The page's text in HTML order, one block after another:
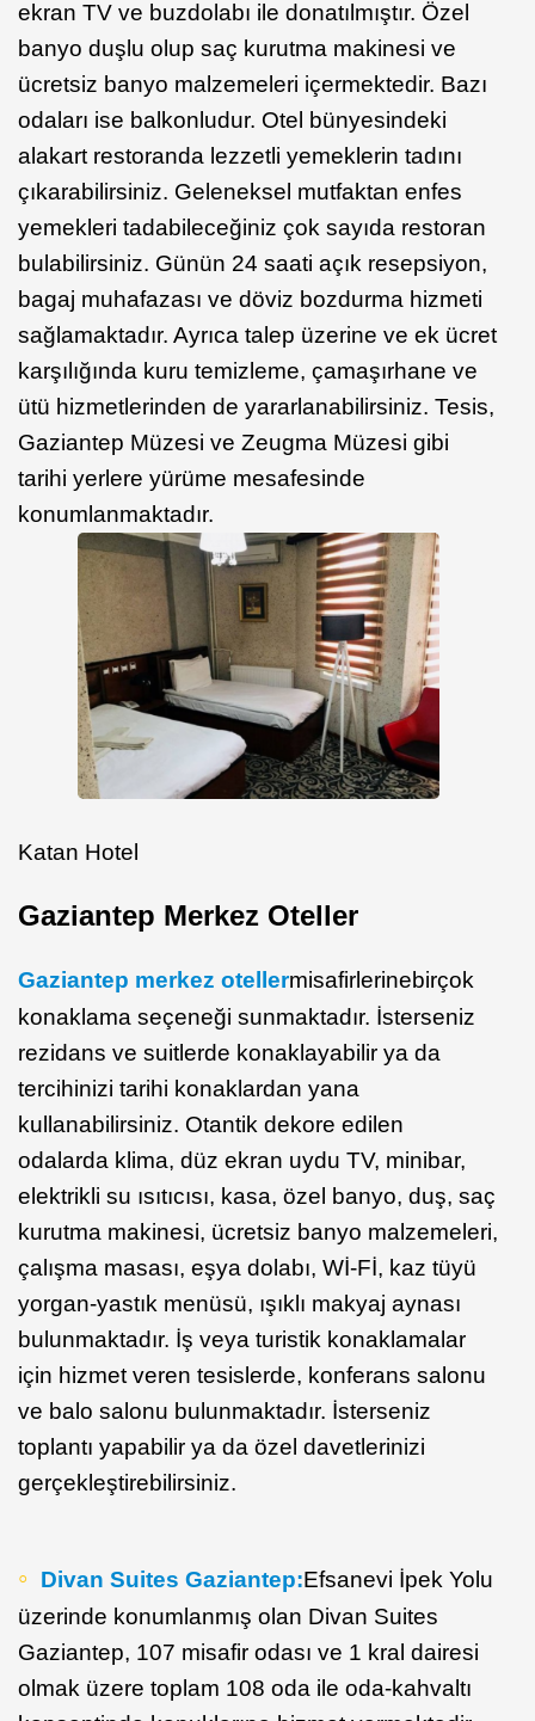
ekran TV ve buzdolabı ile donatılmıştır. Özel
banyo duşlu olup saç kurutma makinesi ve
ücretsiz banyo malzemeleri içermektedir. Bazı
odaları ise balkonludur. Otel bünyesindeki
alakart restoranda lezzetli yemeklerin tadını
çıkarabilirsiniz. Geleneksel mutfaktan enfes
yemekleri tadabileceğiniz çok sayıda restoran
bulabilirsiniz. Günün 24 saati açık resepsiyon,
bagaj muhafazası ve döviz bozdurma hizmeti
sağlamaktadır. Ayrıca talep üzerine ve ek ücret
karşılığında kuru temizleme, çamaşırhane ve
ütü hizmetlerinden de yararlanabilirsiniz. Tesis,
Gaziantep Müzesi ve Zeugma Müzesi gibi
tarihi yerlere yürüme mesafesinde
konumlanmaktadır.
Katan Hotel
Gaziantep Merkez Oteller
Gaziantep merkez otellermisafirlerinebirçok
konaklama seçeneği sunmaktadır. İsterseniz
rezidans ve suitlerde konaklayabilir ya da
tercihinizi tarihi konaklardan yana
kullanabilirsiniz. Otantik dekore edilen
odalarda klima, düz ekran uydu TV, minibar,
elektrikli su ısıtıcısı, kasa, özel banyo, duş, saç
kurutma makinesi, ücretsiz banyo malzemeleri,
çalışma masası, eşya dolabı, Wİ-Fİ, kaz tüyü
yorgan-yastık menüsü, ışıklı makyaj aynası
bulunmaktadır. İş veya turistik konaklamalar
için hizmet veren tesislerde, konferans salonu
ve balo salonu bulunmaktadır. İsterseniz
toplantı yapabilir ya da özel davetlerinizi
gerçekleştirebilirsiniz.
Divan Suites Gaziantep:Efsanevi İpek Yolu
üzerinde konumlanmış olan Divan Suites
Gaziantep, 107 misafir odası ve 1 kral dairesi
olmak üzere toplam 108 oda ile oda-kahvaltı